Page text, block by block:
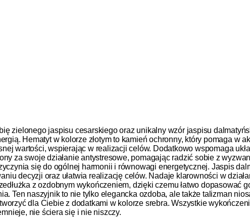
zielonego jaspisu cesarskiego oraz unikalny wzór jaspisu
Hematyt w kolorze złotym to kamień ochronny, który pomaga w
wartości, wspierając w realizacji celów. Dodatkowo wspomaga
za swoje działanie antystresowe, pomagając radzić sobie z
się do ogólnej harmonii i równowagi energetycznej. Jaspis
decyzji oraz ułatwia realizację celów. Nadaje klarowności w
z ozdobnym wykończeniem, dzięki czemu łatwo dopasować
Ten naszyjnik to nie tylko elegancka ozdoba, ale także talizman
dla Ciebie z dodatkami w kolorze srebra. Wszystkie
nie ściera się i nie niszczy.